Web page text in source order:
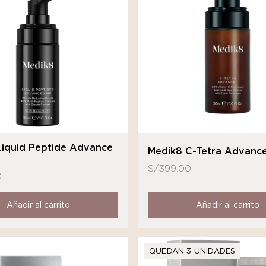
Peptide Advance
Añadir al carrito
Medik8 C-Tetra
S/399.00
Añadir al carrito
QUEDAN 3 UNIDADES